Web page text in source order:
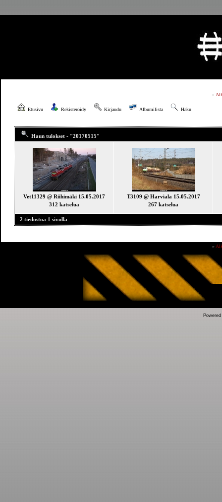
»
Etusivu Rekisteröidy Kirjaudu Albumilista Haku
Haun tulokset - "20170515"
Vet11329 @ Riihimäki 15.05.2017
312 katselua
T3109 @ Harviala 15.05.2017
267 katselua
2 tiedostoa 1 sivulla
»